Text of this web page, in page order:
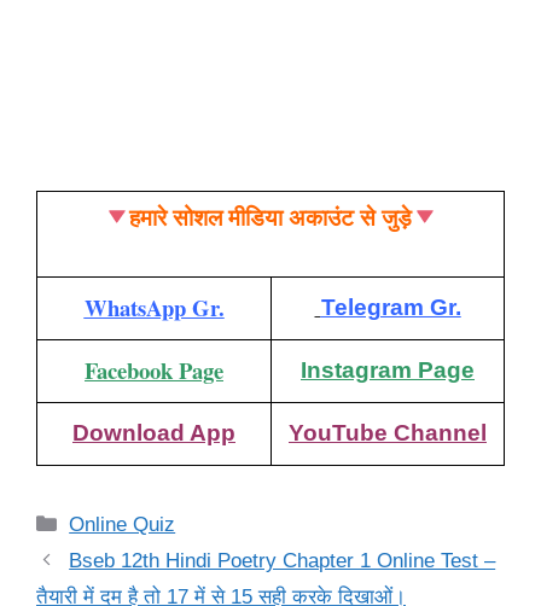
हमारे सोशल मीडिया अकाउंट से जुड़े
WhatsApp Gr. Telegram Gr.
Facebook Page Instagram Page
Download App YouTube Channel
Categories
Online Quiz
Bseb 12th Hindi Poetry Chapter 1 Online Test –
तैयारी में दम है तो 17 में से 15 सही करके दिखाओं।